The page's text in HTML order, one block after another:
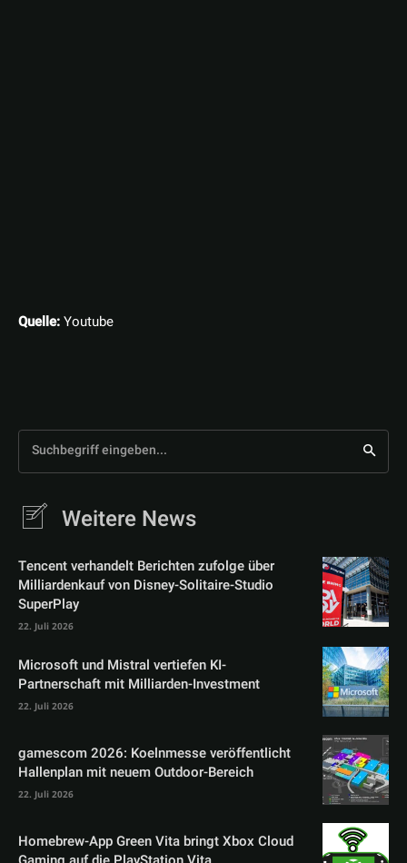
Quelle:Youtube
Suchbegriff eingeben...
Weitere News
Tencent verhandelt Berichten zufolge über
Milliardenkauf von Disney-Solitaire-Studio
SuperPlay
22. Juli 2026
Microsoft und Mistral vertiefen KI-
Partnerschaft mit Milliarden-Investment
22. Juli 2026
gamescom 2026: Koelnmesse veröffentlicht
Hallenplan mit neuem Outdoor-Bereich
22. Juli 2026
Homebrew-App Green Vita bringt Xbox Cloud